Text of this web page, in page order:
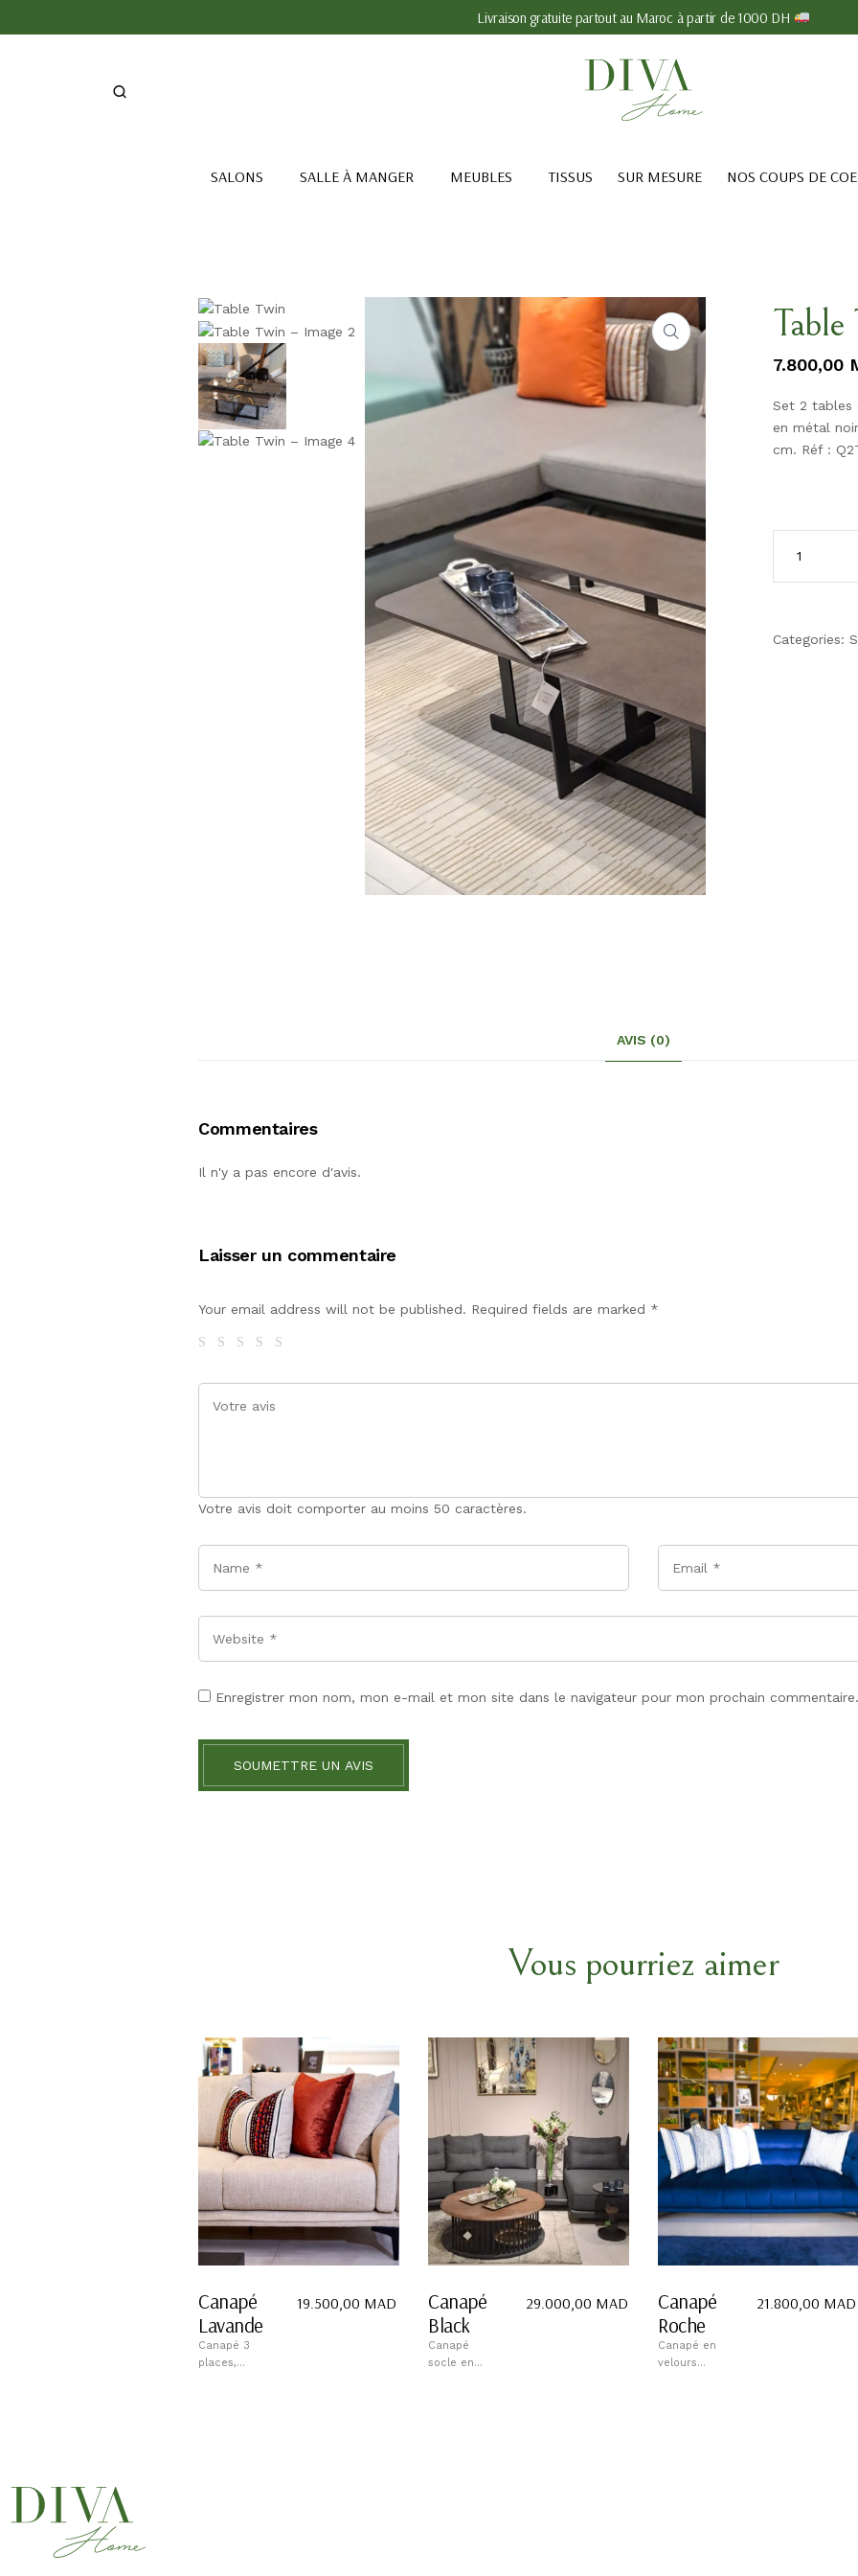
Livraison gratuite partout au Maroc à partir de 1000 DH
SALONS SALLE À MANGER MEUBLES TISSUS SUR MESURE NOS COUPS DE
7.800,00
Set 2 tables
en métal
cm. Réf :
Categories:
AVIS (0)
Commentaires
Il n'y a pas encore d'avis.
Laisser un commentaire
Your email address will not be published. Required fields are marked *
Votre avis doit comporter au moins 50 caractères.
Enregistrer mon nom, mon e-mail et mon site dans le navigateur pour mon prochain commentaire.
SOUMETTRE UN AVIS
Vous pourriez aimer
Canapé
Lavande
Canapé 3
places,...
19.500,00 MAD
Canapé
Black
Canapé
socle en...
29.000,00 MAD
Canapé
Roche
Canapé en
velours...
21.800,00 MAD